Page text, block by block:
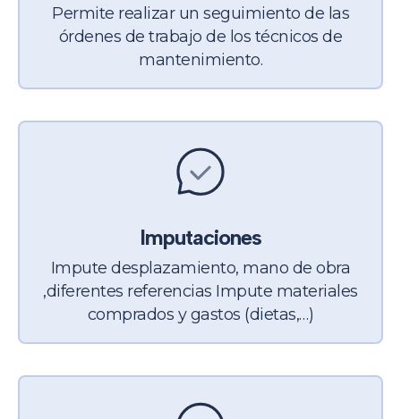
Permite realizar un seguimiento de las
órdenes de trabajo de los técnicos de
mantenimiento.
Imputaciones
Impute desplazamiento, mano de obra
,diferentes referencias Impute materiales
comprados ygastos (dietas,…)